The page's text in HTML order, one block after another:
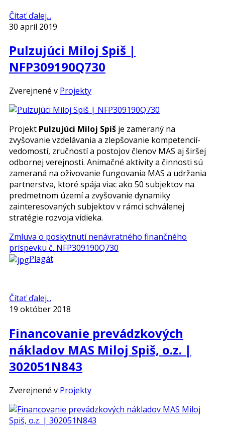
Čítať ďalej...
30 apríl 2019
Pulzujúci Miloj Spiš |
NFP309190Q730
Zverejnené v Projekty
Projekt Pulzujúci Miloj Spiš je zameraný na
zvyšovanie vzdelávania a zlepšovanie kompetencií-
vedomostí, zručností a postojov členov MAS aj širšej
odbornej verejnosti. Animačné aktivity a činnosti sú
zameraná na oživovanie fungovania MAS a udržania
partnerstva, ktoré spája viac ako 50 subjektov na
predmetnom území a zvyšovanie dynamiky
zainteresovaných subjektov v rámci schválenej
stratégie rozvoja vidieka.
Zmluva o poskytnutí nenávratného finančného
príspevku č. NFP309190Q730
Plagát
Čítať ďalej...
19 október 2018
Financovanie prevádzkových
nákladov MAS Miloj Spiš, o.z. |
302051N843
Zverejnené v Projekty